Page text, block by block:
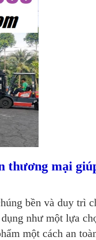
thương mại
bền và duy trì
như một lựa
một cách an